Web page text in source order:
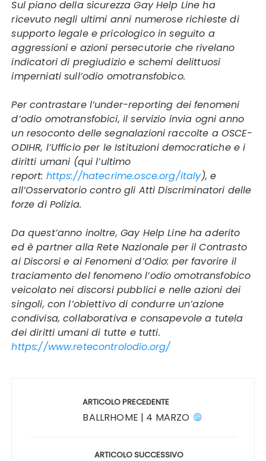
Sul piano della sicurezza Gay Help Line ha
ricevuto negli ultimi anni numerose richieste di
supporto legale e pricologico in seguito a
aggressioni e azioni persecutorie che rivelano
indicatori di pregiudizio e schemi delittuosi
imperniati sull’odio omotransfobico.
Per contrastare l’under-reporting dei fenomeni
d’odio omotransfobici, il servizio invia ogni anno
un resoconto delle segnalazioni raccolte a OSCE-
ODIHR, l’Ufficio per le Istituzioni democratiche e i
diritti umani (qui l’ultimo
report: https://hatecrime.osce.org/italy), e
all’Osservatorio contro gli Atti Discriminatori delle
forze di Polizia.
Da quest’anno inoltre, Gay Help Line ha aderito
ed è partner alla Rete Nazionale per il Contrasto
ai Discorsi e ai Fenomeni d’Odio: per favorire il
traciamento del fenomeno l’odio omotransfobico
veicolato nei discorsi pubblici e nelle azioni dei
singoli, con l’obiettivo di condurre un’azione
condivisa, collaborativa e consapevole a tutela
dei diritti umani di tutte e tutti.
https://www.retecontrolodio.org/
ARTICOLO PRECEDENTE
BALLRHOME | 4 MARZO
ARTICOLO SUCCESSIVO